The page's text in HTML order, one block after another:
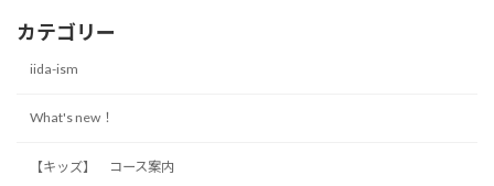
カテゴリー
iida-ism
What's new！
【キッズ】 コース案内